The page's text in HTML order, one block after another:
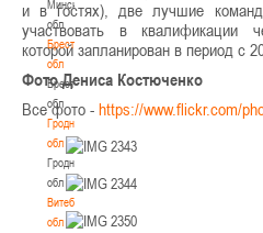
Минская
обл
Брестская
обл
Брестская
обл
Гродненская
обл
Гродненская
обл
Витебская
обл
и в гостях), две лучшие
участвовать в квалификации
которой запланирован в период с
Фото Дениса Костюченко
Все фото - https://www.flickr.com/